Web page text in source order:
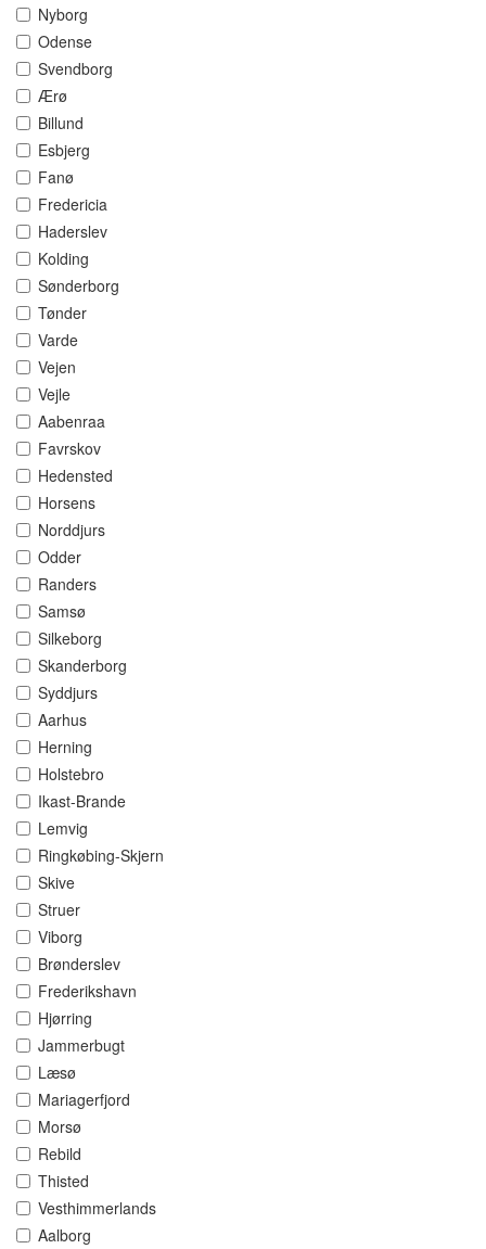
Nyborg
Odense
Svendborg
Ærø
Billund
Esbjerg
Fanø
Fredericia
Haderslev
Kolding
Sønderborg
Tønder
Varde
Vejen
Vejle
Aabenraa
Favrskov
Hedensted
Horsens
Norddjurs
Odder
Randers
Samsø
Silkeborg
Skanderborg
Syddjurs
Aarhus
Herning
Holstebro
Ikast-Brande
Lemvig
Ringkøbing-Skjern
Skive
Struer
Viborg
Brønderslev
Frederikshavn
Hjørring
Jammerbugt
Læsø
Mariagerfjord
Morsø
Rebild
Thisted
Vesthimmerlands
Aalborg